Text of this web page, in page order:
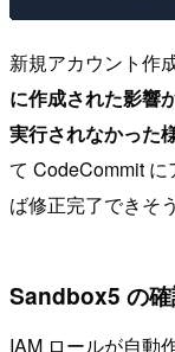
新規アカウント作
に作成された影響
実行されなかった
て CodeCommit
ば修正完了できそ
Sandbox5 の
IAM ロールが自動